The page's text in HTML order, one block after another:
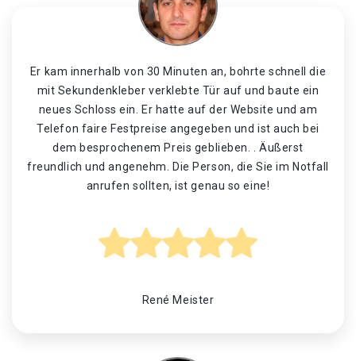
Er kam innerhalb von 30 Minuten an, bohrte schnell die
mit Sekundenkleber verklebte Tür auf und baute ein
neues Schloss ein. Er hatte auf der Website und am
Telefon faire Festpreise angegeben und ist auch bei
dem besprochenem Preis geblieben. . Äußerst
freundlich und angenehm. Die Person, die Sie im Notfall
anrufen sollten, ist genau so eine!
René Meister